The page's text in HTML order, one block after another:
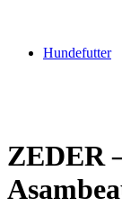
Hundefutter
ZEDER